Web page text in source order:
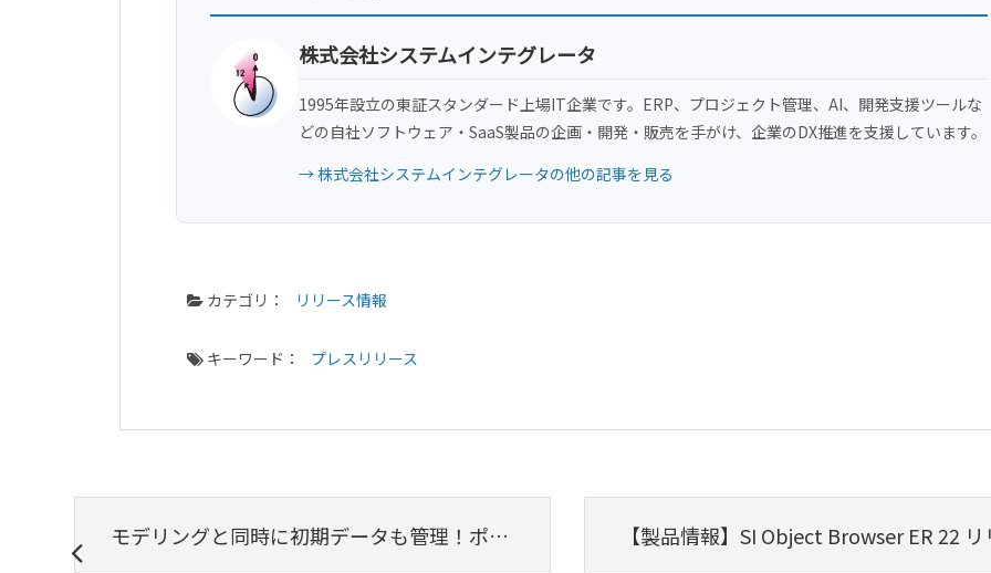
株式会社システムインテグレータ
1995年設立の東証スタンダード上場IT企業です。ERP、プロジェクト管理、AI、開発支援ツールな
どの自社ソフトウェア・SaaS製品の企画・開発・販売を手がけ、企業のDX推進を支援しています。
→ 株式会社システムインテグレータの他の記事を見る
カテゴリ： リリース情報
キーワード： プレスリリース
モデリングと同時に初期データも管理！ポストSQLを使ってみよう